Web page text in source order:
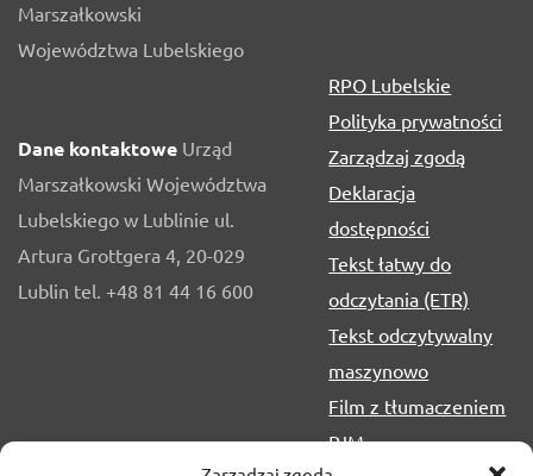
Marszałkowski
Województwa Lubelskiego
Dane kontaktowe Urząd
Marszałkowski Województwa
Lubelskiego w Lublinie ul.
Artura Grottgera 4, 20-029
Lublin tel. +48 81 44 16 600
RPO Lubelskie
Polityka prywatności
Zarządzaj zgodą
Deklaracja
dostępności
Tekst łatwy do
odczytania (ETR)
Tekst odczytywalny
maszynowo
Film z tłumaczeniem
PJM